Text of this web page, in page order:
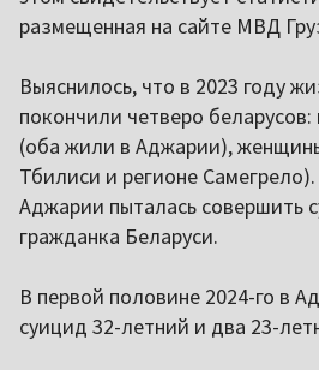
размещенная на сайте МВД
Выяснилось, что в 2023 году
покончили четверо
(оба жили в Аджарии),
Тбилиси и регионе
Аджарии пыталась совершить
гражданка Беларуси.
В первой половине 2024-го в
суицид 32-летний и два 23-